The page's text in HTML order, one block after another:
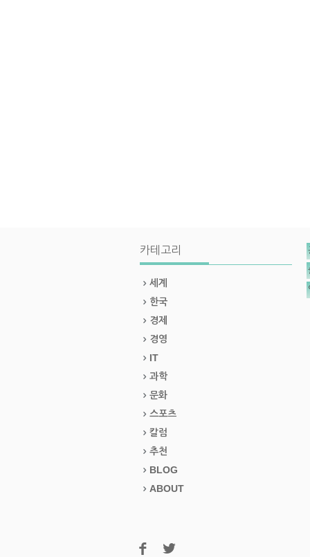
카테고리
세계
한국
경제
경영
IT
과학
문화
스포츠
칼럼
추천
BLOG
ABOUT